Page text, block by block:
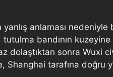
anlaması
bandının
dolaştıktan sonra
tarafına doğru